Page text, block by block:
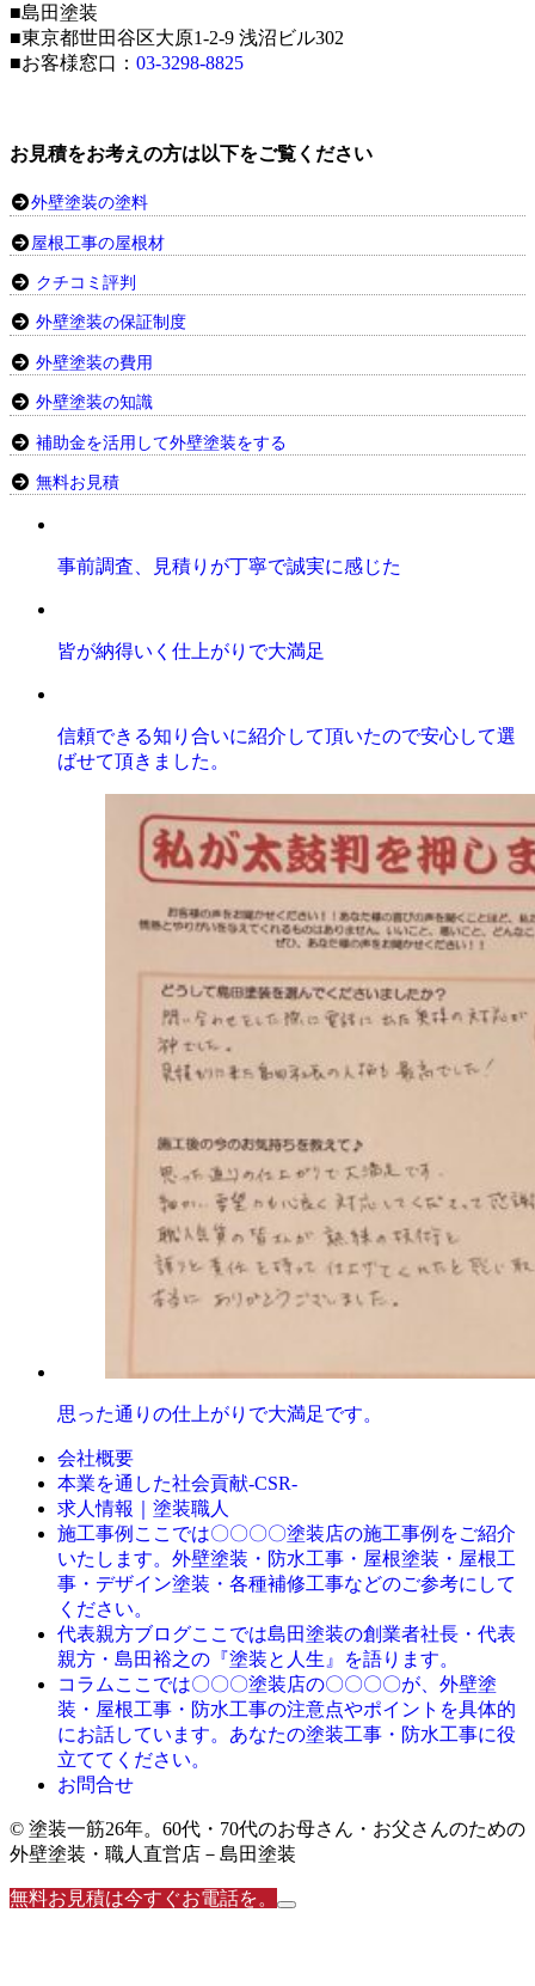
■島田塗装
■東京都世田谷区大原1-2-9 浅沼ビル302
■お客様窓口： 03-3298-8825
お見積をお考えの方は以下をご覧ください
外壁塗装の塗料
屋根工事の屋根材
クチコミ評判
外壁塗装の保証制度
外壁塗装の費用
外壁塗装の知識
補助金を活用して外壁塗装をする
無料お見積
事前調査、見積りが丁寧で誠実に感じた
皆が納得いく仕上がりで大満足
信頼できる知り合いに紹介して頂いたので安心して選
ばせて頂きました。
思った通りの仕上がりで大満足です。
会社概要
本業を通した社会貢献-CSR-
求人情報｜塗装職人
施工事例 ここでは〇〇〇〇塗装店の施工事例をご紹介
いたします。外壁塗装・防水工事・屋根塗装・屋根工
事・デザイン塗装・各種補修工事などのご参考にして
ください。
代表親方ブログここでは島田塗装の創業者社長・代表
親方・島田裕之の『塗装と人生』を語ります。
コラム ここでは〇〇〇塗装店の〇〇〇〇が、外壁塗
装・屋根工事・防水工事の注意点やポイントを具体的
にお話しています。あなたの塗装工事・防水工事に役
立ててください。
お問合せ
© 塗装一筋26年。60代・70代のお母さん・お父さんのための
外壁塗装・職人直営店－島田塗装
無料お見積は今すぐお電話を。